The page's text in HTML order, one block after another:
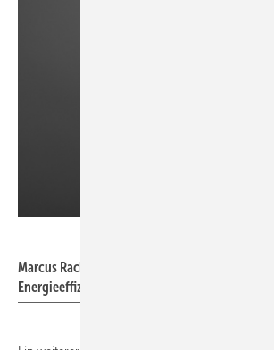
Marcus Rackel, Teamleiter beim
Energieeffizienz durch Digitalisierung (KEDi)